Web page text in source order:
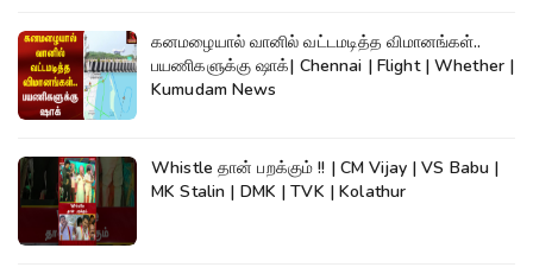
கனமழையால் வானில் வட்டமடித்த விமானங்கள்..
பயணிகளுக்கு ஷாக்| Chennai | Flight | Whether |
Kumudam News
Whistle தான் பறக்கும் !! | CM Vijay | VS Babu |
MK Stalin | DMK | TVK | Kolathur